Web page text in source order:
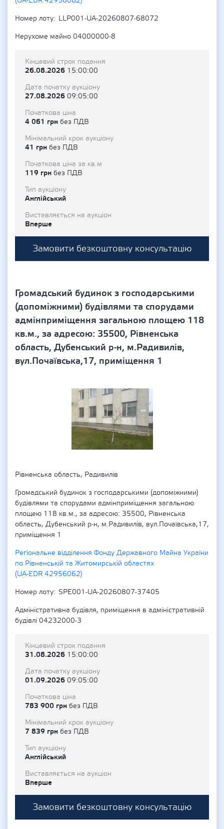
Номер лоту
LLP001-UA-20260807-68072
Нерухоме майно 04000000-8
Кінцевий строк подання
26.08.2026 15:00:00
Дата початку аукціону
27.08.2026 09:05:00
Початкова ціна
4 061 грн без ПДВ
Мінімальний крок аукціону
41 грн без ПДВ
Початкова ціна за кв.м
119 грн без ПДВ
Тип аукціону
Англійський
Виставляється на аукціон
Вперше
Замовити безкоштовну консультацію
Громадський будинок з господарськими
(допоміжними) будівлями та спорудами
адмінприміщення загальною площею 118
кв.м., за адресою: 35500, Рівненська
область, Дубенський р-н, м.Радивилів,
вул.Почаївська,17, приміщення 1
Рівненська область, Радивилів
Громадський будинок з господарськими (допоміжними)
будівлями та спорудами адмінприміщення загальною
площею 118 кв.м., за адресою: 35500, Рівненська
область, Дубенський р-н, м.Радивилів, вул.Почаївська,17,
приміщення 1
Регіональне відділення Фонду Державного Майна України
по Рівненській та Житомирській областях
(UA-EDR 42956062)
Номер лоту
SPE001-UA-20260807-37405
Адміністративна будівля, приміщення в адміністративній
будівлі 04232000-3
Кінцевий строк подання
31.08.2026 15:00:00
Дата початку аукціону
01.09.2026 09:05:00
Початкова ціна
783 900 грн без ПДВ
Мінімальний крок аукціону
7 839 грн без ПДВ
Тип аукціону
Англійський
Виставляється на аукціон
Вперше
Замовити безкоштовну консультацію